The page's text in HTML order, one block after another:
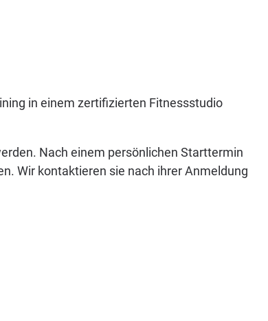
in einem zertifizierten Fitnessstudio
Nach einem persönlichen Starttermin
Wir kontaktieren sie nach ihrer Anmeldung